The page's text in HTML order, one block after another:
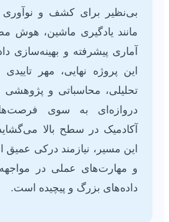
بی‌نظیر برای کشف و نوآوری
مانند یادگیری ماشین، هوش
آماری پیشرفته و بهینه‌سازی
این پروژه نهایی، مهر تاییدی
تحلیلی، محاسباتی و
دروازه‌ای به سوی
آکادمیک در سطح بالا
این مسیر، نیازمند درکی عمیق
و مهارت‌های عملی در
داده‌های بزرگ و پیچیده است.